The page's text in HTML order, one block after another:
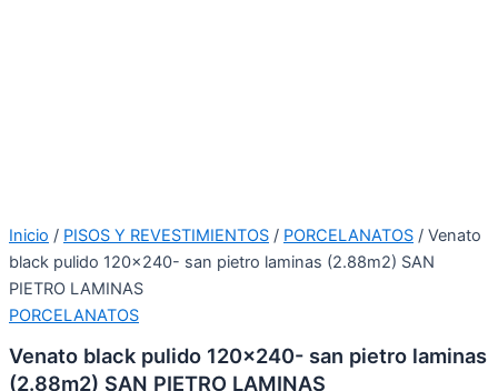
Inicio / PISOS Y REVESTIMIENTOS / PORCELANATOS / Venato
black pulido 120×240- san pietro laminas (2.88m2) SAN
PIETRO LAMINAS
PORCELANATOS
Venato black pulido 120×240- san pietro laminas
(2.88m2) SAN PIETRO LAMINAS